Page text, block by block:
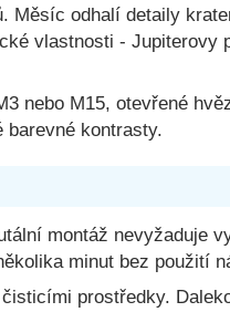
Měsíc odhalí detaily
vlastnosti - Jupiterovy
nebo M15, otevřené
barevné kontrasty.
montáž nevyžaduje
minut bez použití
prostředky.